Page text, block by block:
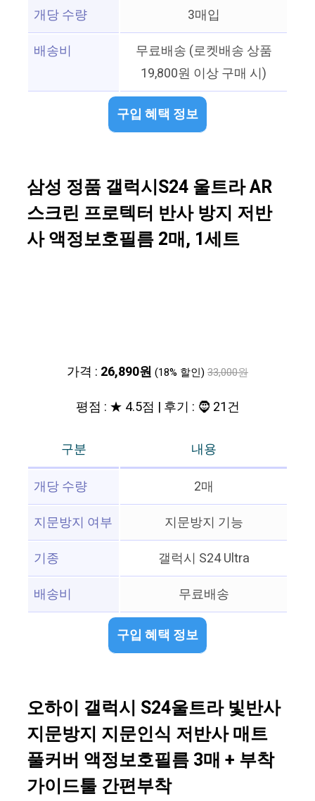
개당 수량
3매입
배송비
무료배송 (로켓배송 상품
19,800원 이상 구매 시)
구입 혜택 정보
삼성 정품 갤럭시S24 울트라 AR
스크린 프로텍터 반사 방지 저반
사 액정보호필름 2매, 1세트
가격 : 26,890원 (18% 할인) 33,000원
평점 : ★ 4.5점 | 후기 : 🧔 21건
구분
내용
개당 수량
2매
지문방지 여부
지문방지 기능
기종
갤럭시 S24 Ultra
배송비
무료배송
구입 혜택 정보
오하이 갤럭시 S24울트라 빛반사
지문방지 지문인식 저반사 매트
풀커버 액정보호필름 3매 + 부착
가이드툴 간편부착